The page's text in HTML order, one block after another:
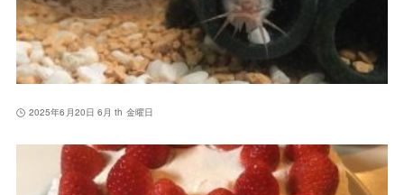
2025年6月20日 6月 th 金曜日